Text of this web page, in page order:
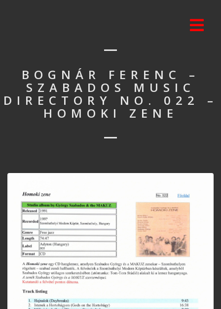
BOGNÁR FERENC –
SZABADOS MUSIC
DIRECTORY NO. 022 –
HOMOKI ZENE